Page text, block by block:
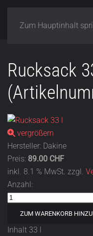
Zum Hauptinhalt
Rucksack
vergrößern
Hersteller: Dakine
Preis: 89.00 CHF
inkl. 8.1 % MwSt. zzgl.
Anzahl:
Inhalt 33 l